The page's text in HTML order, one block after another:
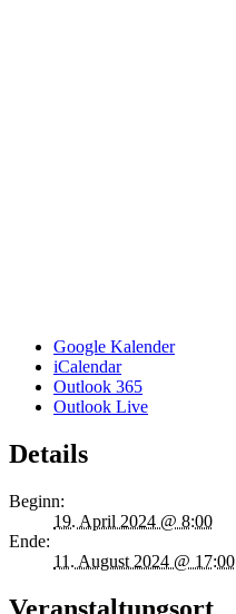
Google Kalender
iCalendar
Outlook 365
Outlook Live
Details
Beginn:
19. April 2024 @ 8:00
Ende:
11. August 2024 @ 17:00